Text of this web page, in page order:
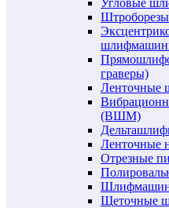
Угловые
граверы)
(ВШМ)
Ленточные
Отрезные
Щеточные